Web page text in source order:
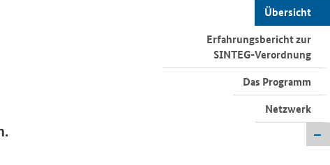
Erfahrungsbericht zur
SINTEG-Verordnung
Das Programm
Netzwerk